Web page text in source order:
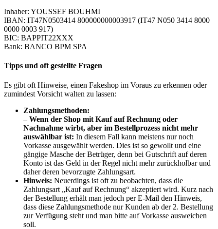
Inhaber: YOUSSEF BOUHMI
IBAN: IT47N0503414 800000000003917 (IT47 N050 3414 8000
0000 0003 917)
BIC: BAPPIT22XXX
Bank: BANCO BPM SPA
Tipps und oft gestellte Fragen
Es gibt oft Hinweise, einen Fakeshop im Voraus zu erkennen oder
zumindest Vorsicht walten zu lassen:
Zahlungsmethoden:
– Wenn der Shop mit Kauf auf Rechnung oder
Nachnahme wirbt, aber im Bestellprozess nicht mehr
auswählbar ist: In diesem Fall kann meistens nur noch
Vorkasse ausgewählt werden. Dies ist so gewollt und eine
gängige Masche der Betrüger, denn bei Gutschrift auf deren
Konto ist das Geld in der Regel nicht mehr zurückholbar und
daher deren bevorzugte Zahlungsart.
Hinweis: Neuerdings ist oft zu beobachten, dass die
Zahlungsart „Kauf auf Rechnung“ akzeptiert wird. Kurz nach
der Bestellung erhält man jedoch per E-Mail den Hinweis,
dass diese Zahlungsmethode nur Kunden ab der 2. Bestellung
zur Verfügung steht und man bitte auf Vorkasse ausweichen
soll.